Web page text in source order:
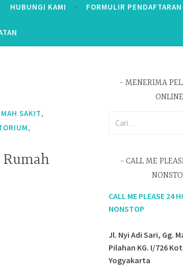
HUBUNGI KAMI FORMULIR
SAKIT,
,
MENERIMA
ONLINE
CALL ME
CALL ME PLEASE 24
NONSTOP
Jl. Nyi Adi Sari, Gg.
Pilahan KG. I/726
Yogyakarta